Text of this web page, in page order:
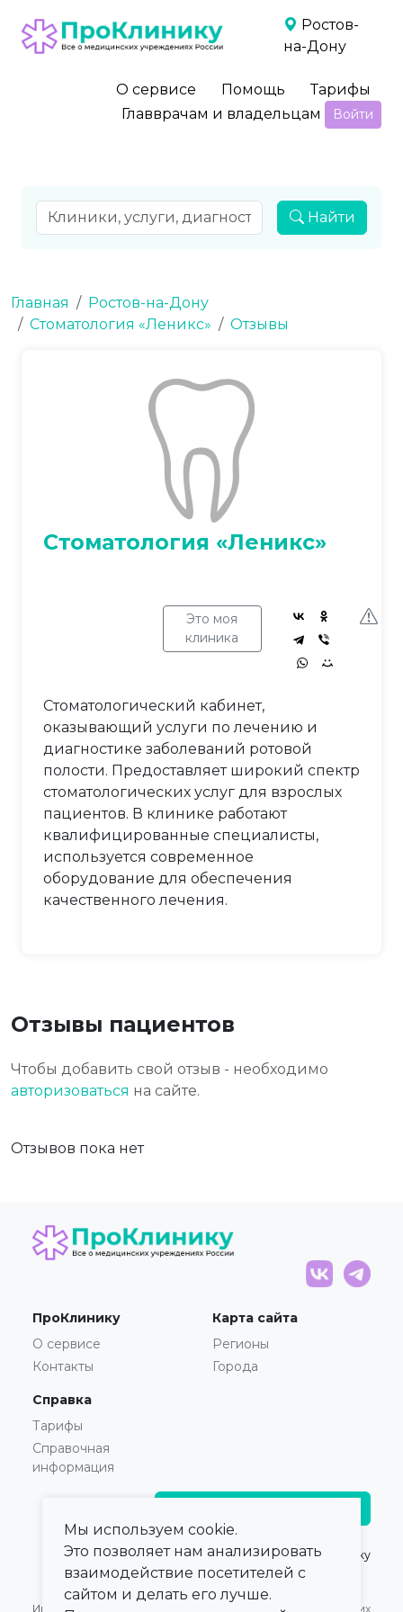
Ростов-
на-Дону
О сервисе Помощь
Тарифы
Главврачам и владельцам
Войти
Найти
Главная
Ростов-на-Дону
Стоматология «Леникс»
Отзывы
Стоматология «Леникс»
Это моя
клиника
Стоматологический кабинет,
оказывающий услуги по лечению и
диагностике заболеваний ротовой
полости. Предоставляет широкий спектр
стоматологических услуг для взрослых
пациентов. В клинике работают
квалифицированные специалисты,
используется современное
оборудование для обеспечения
качественного лечения.
Отзывы пациентов
Чтобы добавить свой отзыв - необходимо
авторизоваться на сайте.
Отзывов пока нет
ПроКлинику
О сервисе
Контакты
Карта сайта
Регионы
Города
Справка
Тарифы
Справочная
информация
© 2021 — 2026,ПроКлинику
Информация, Оферта для Юридических
Мы используем cookie.
Это позволяет нам анализировать
взаимодействие посетителей с
сайтом и делать его лучше.